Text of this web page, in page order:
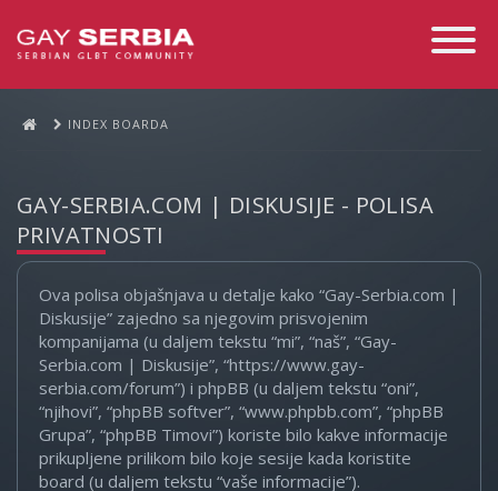
Toggle
INDEX BOARDA
GAY-SERBIA.COM | DISKUSIJE - POLISA
PRIVATNOSTI
Ova polisa objašnjava u detalje kako “Gay-Serbia.com |
Diskusije” zajedno sa njegovim prisvojenim
kompanijama (u daljem tekstu “mi”, “naš”, “Gay-
Serbia.com | Diskusije”, “https://www.gay-
serbia.com/forum”) i phpBB (u daljem tekstu “oni”,
“njihovi”, “phpBB softver”, “www.phpbb.com”, “phpBB
Grupa”, “phpBB Timovi”) koriste bilo kakve informacije
prikupljene prilikom bilo koje sesije kada koristite
board (u daljem tekstu “vaše informacije”).